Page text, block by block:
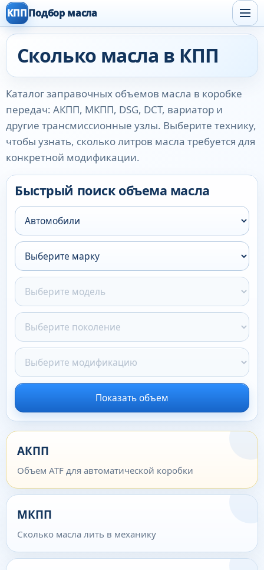
КПППодбор масла
Сколько масла в КПП
Каталог заправочных объемов масла в коробке
передач: АКПП, МКПП, DSG, DCT, вариатор и
другие трансмиссионные узлы. Выберите технику,
чтобы узнать, сколько литров масла требуется для
конкретной модификации.
Быстрый поиск объема масла
Показать объем
АКПП
Объем ATF для автоматической коробки
МКПП
Сколько масла лить в механику